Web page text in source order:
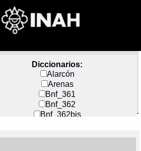
Diccionarios:
Alarcón
Arenas
Bnf_361
Bnf_362
Bnf_362bis